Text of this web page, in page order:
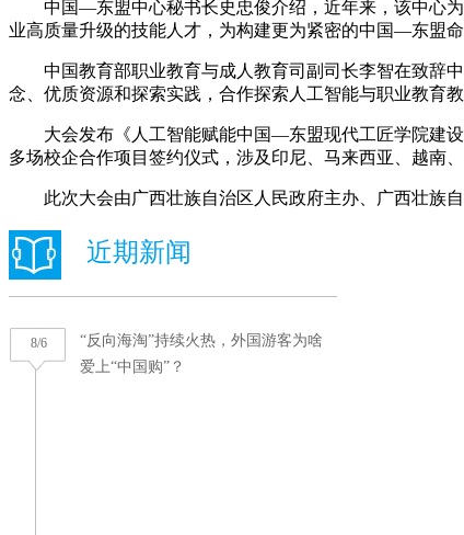
中国—东盟中心秘书长史忠俊介绍，近年来，该中心为
业高质量升级的技能人才，为构建更为紧密的中国—东盟命
中国教育部职业教育与成人教育司副司长李智在致辞中
念、优质资源和探索实践，合作探索人工智能与职业教育
大会发布《人工智能赋能中国—东盟现代工匠学院建设
多场校企合作项目签约仪式，涉及印尼、马来西亚、越南
此次大会由广西壮族自治区人民政府主办、广西壮族自